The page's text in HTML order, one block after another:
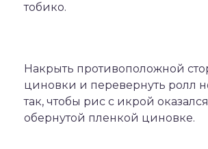
тобико.
Накрыть противоположной
циновки и перевернуть ролл
так, чтобы рис с икрой
обернутой пленкой циновке.